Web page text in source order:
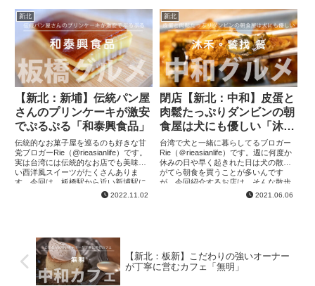
新北
【新北：新埔】伝統パン屋
さんのプリンケーキが激安
でぷるぷる「和泰興食品」
伝統的なお菓子屋を巡るのも好きな甘
党ブロガーRie（@rieasianlife）です。
実は台湾には伝統的なお店でも美味し
い西洋風スイーツがたくさんありま
す。今回は、板橋駅から近い新埔駅に
ある古いパン屋さんからインスタで話
2022.11.02
新北
閉店【新北：中和】皮蛋と
肉鬆たっぷりダンビンの朝
食屋は犬にも優しい「沐
禾。饕找 餐」
台湾で犬と一緒に暮らしてるブロガー
Rie（＠rieasianlife）です。週に何度か
休みの日や早く起きれた日は犬の散歩
がてら朝食を買うことが多いんです
が、今回紹介するお店は、そんな散歩
経路を考えてた時に見つけたペットフ
2021.06.06
【新北：板新】こだわりの強いオーナー
が丁寧に営むカフェ「無明」